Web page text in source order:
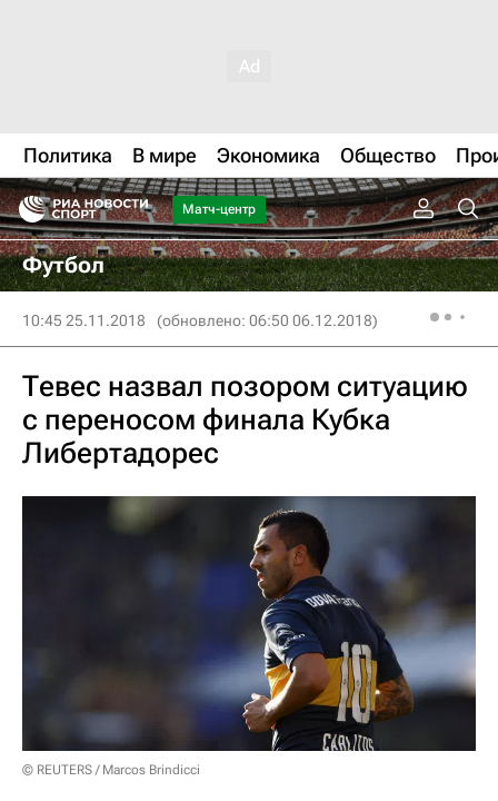
Политика В мире Экономика Общество
Матч-центр
Футбол
10:45 25.11.2018 (обновлено: 06:50 06.12.2018)
Тевес назвал позором ситуацию
с переносом финала Кубка
Либертадорес
© REUTERS / Marcos Brindicci